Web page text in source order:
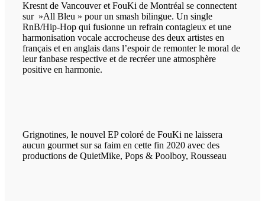
Kresnt de Vancouver et FouKi de Montréal se connectent
sur »All Bleu » pour un smash bilingue. Un single
RnB/Hip-Hop qui fusionne un refrain contagieux et une
harmonisation vocale accrocheuse des deux artistes en
français et en anglais dans l’espoir de remonter le moral de
leur fanbase respective et de recréer une atmosphère
positive en harmonie.
Grignotines, le nouvel EP coloré de FouKi ne laissera
aucun gourmet sur sa faim en cette fin 2020 avec des
productions de QuietMike, Pops & Poolboy, Rousseau